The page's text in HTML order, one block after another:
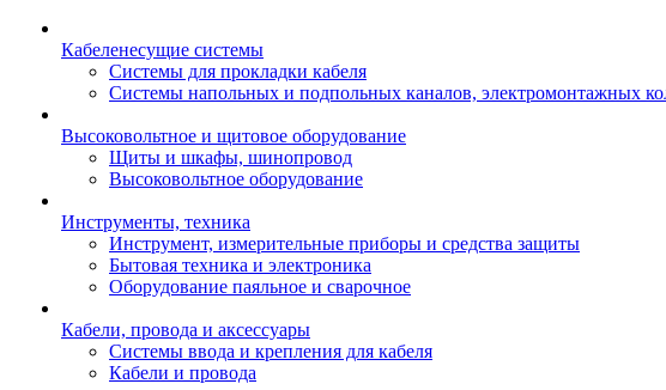
Кабеленесущие системы
Системы для прокладки кабеля
Системы напольных и подпольных каналов, электромонтажных
Высоковольтное и щитовое оборудование
Щиты и шкафы, шинопровод
Высоковольтное оборудование
Инструменты, техника
Инструмент, измерительные приборы и средства защиты
Бытовая техника и электроника
Оборудование паяльное и сварочное
Кабели, провода и аксессуары
Системы ввода и крепления для кабеля
Кабели и провода